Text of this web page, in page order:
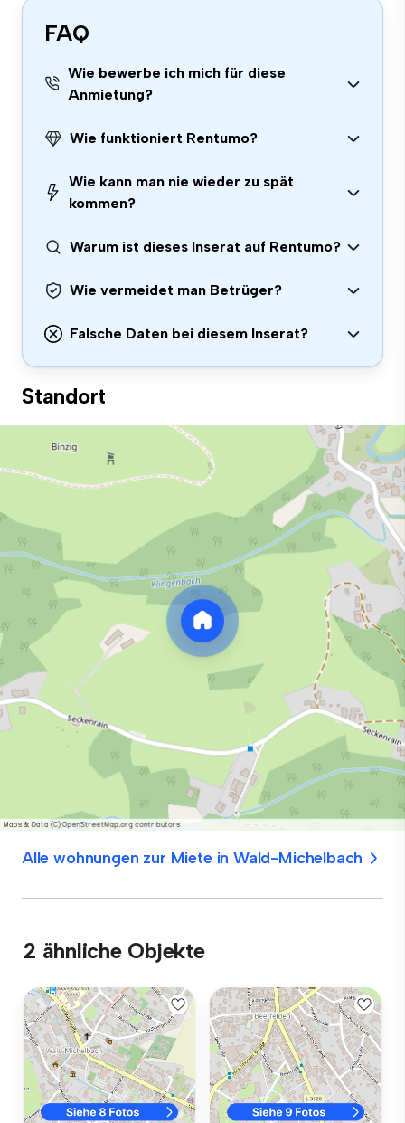
FAQ
Wie bewerbe ich mich für diese
Anmietung?
Wie funktioniert Rentumo?
Wie kann man nie wieder zu spät
kommen?
Warum ist dieses Inserat auf Rentumo?
Wie vermeidet man Betrüger?
Falsche Daten bei diesem Inserat?
Standort
Alle wohnungen zur Miete in Wald-Michelbach
2 ähnliche Objekte